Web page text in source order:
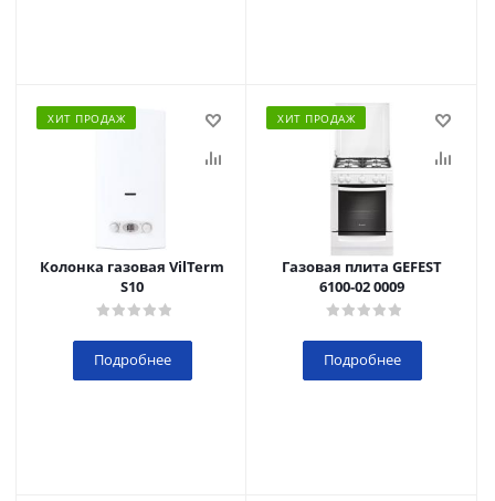
ХИТ ПРОДАЖ
Колонка газовая VilTerm
S10
Подробнее
ХИТ ПРОДАЖ
Газовая плита GEFEST
6100-02 0009
Подробнее